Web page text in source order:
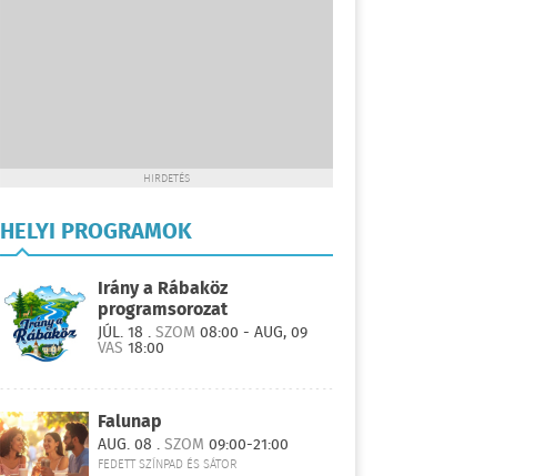
HIRDETÉS
HELYI PROGRAMOK
Irány a Rábaköz
programsorozat
JÚL. 18 .SZOM 08:00 - AUG, 09
VAS 18:00
Falunap
AUG. 08 .SZOM 09:00-21:00
FEDETT SZÍNPAD ÉS SÁTOR